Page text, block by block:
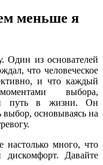
меньше я
Один из основателей
что человеческое
и что каждый
выбора,
и путь в жизни. Он
основываясь на
настолько много, что
Давайте